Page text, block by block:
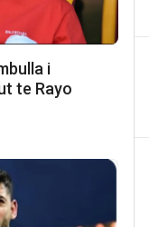
i
te Rayo